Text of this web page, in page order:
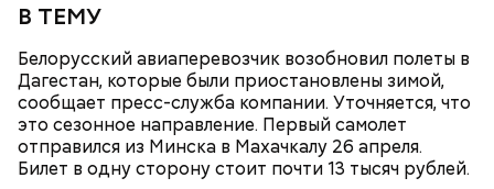
В ТЕМУ
Белорусский авиаперевозчик возобновил полеты в
Дагестан, которые были приостановлены зимой,
сообщает пресс-служба компании. Уточняется, что
это сезонное направление. Первый самолет
отправился из Минска в Махачкалу 26 апреля.
Билет в одну сторону стоит почти 13 тысяч рублей.
Ранние плоды, по словам врача, лучше не есть: